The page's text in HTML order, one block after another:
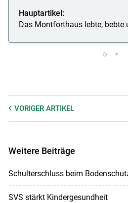
Hauptartikel:
Das Montforthaus lebte, bebte
VORIGER ARTIKEL
Weitere Beiträge
Schulterschluss beim
SVS stärkt Kindergesundheit